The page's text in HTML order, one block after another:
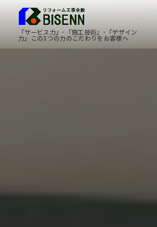
『サービス力』･『施工技術』･『デザイン
力』この3つの力のこだわりをお客様へ